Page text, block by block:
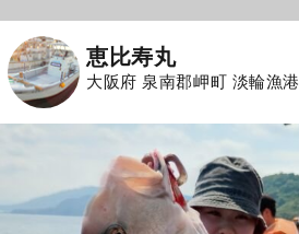
恵比寿丸
大阪府 泉南郡岬町 淡輪漁港